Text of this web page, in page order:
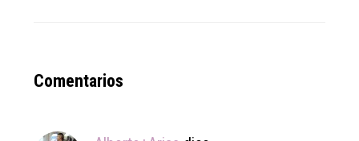
Reader
Comentarios